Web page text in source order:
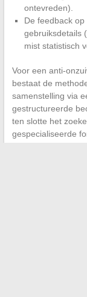
ontevreden).
De feedback
gebruiksdetails
mist statistisch
Voor een anti-
bestaat de
samenstelling via
gestructureerde
ten slotte het
gespecialiseerde